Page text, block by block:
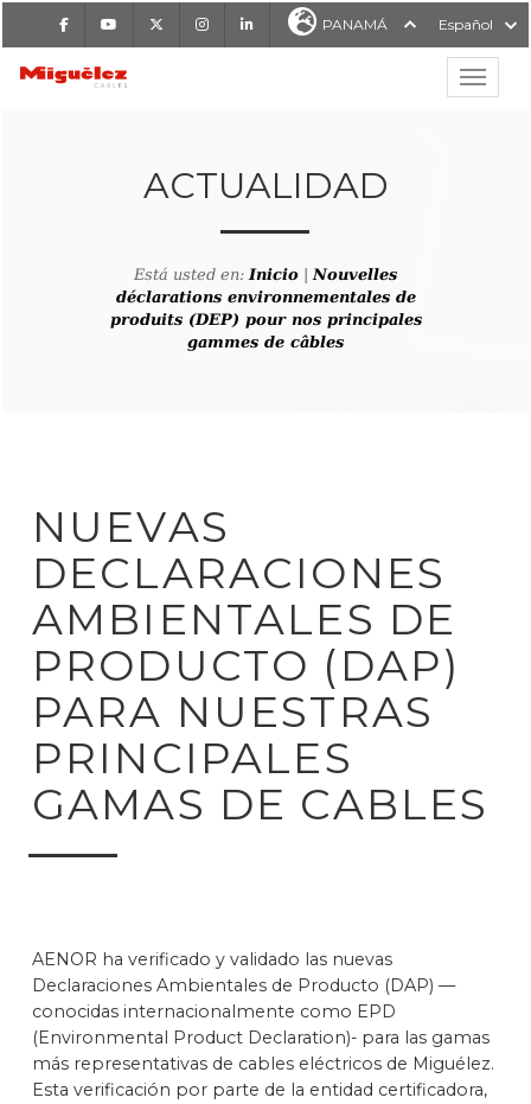
FacebookYoutube InstagramLinkedIn PANAMÁ Español
MIGUÉLEZ CABLES
ACTUALIDAD
Está usted en:Inicio |Nouvelles
déclarations environnementales de
produits (DEP) pour nos principales
gammes de câbles
NUEVAS
DECLARACIONES
AMBIENTALES DE
PRODUCTO (DAP)
PARA NUESTRAS
PRINCIPALES
GAMAS DE CABLES
AENOR ha verificado y validado las nuevas
Declaraciones Ambientales de Producto (DAP) —
conocidas internacionalmente como EPD
(Environmental Product Declaration)- para las gamas
más representativas de cables eléctricos de Miguélez.
Esta verificación por parte de la entidad certificadora,